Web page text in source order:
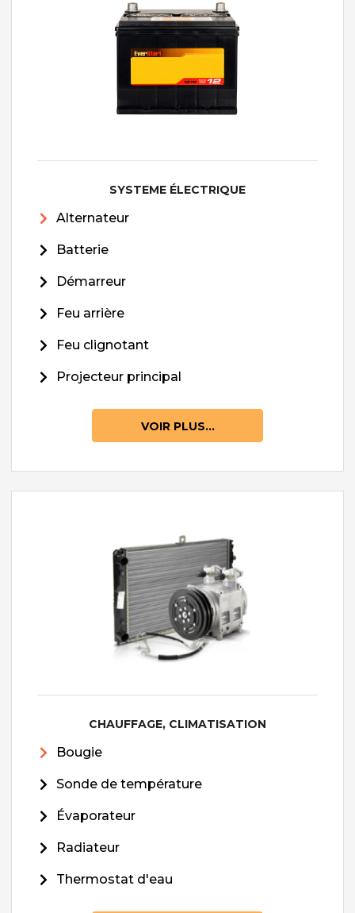
SYSTEME ÉLECTRIQUE
Alternateur
Batterie
Démarreur
Feu arrière
Feu clignotant
Projecteur principal
VOIR PLUS...
CHAUFFAGE, CLIMATISATION
Bougie
Sonde de température
Évaporateur
Radiateur
Thermostat d'eau